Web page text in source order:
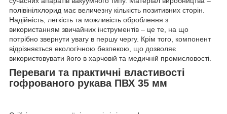
полівінілхлорид має величезну кількість позитивних сторін.
Надійність, легкість та можливість оброблення з
використанням звичайних інструментів – це те, на що
потрібно звернути увагу в першу чергу. Крім того, компонент
відрізняється екологічною безпекою, що дозволяє
використовувати його в харчовій та медичній промисловості.
Переваги та практичні властивості
гофрованого рукава ПВХ 35 мм